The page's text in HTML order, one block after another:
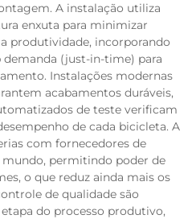
A instalação utiliza
enxuta para minimizar
produtividade, incorporando
demanda (just-in-time) para
Instalações modernas
acabamentos duráveis,
de teste verificam
de cada bicicleta. A
com fornecedores de
permitindo poder de
o que reduz ainda mais os
de qualidade são
do processo produtivo,